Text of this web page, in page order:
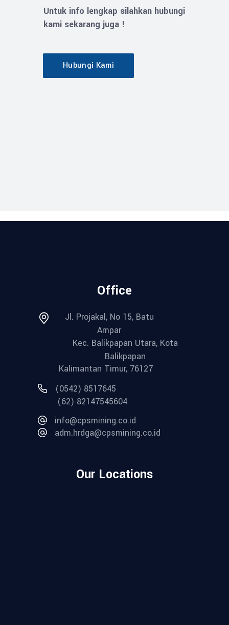
Untuk info lengkap silahkan hubungi
kami sekarang juga !
Hubungi Kami
Office
Jl. Projakal, No 15, Batu
Ampar
Kec. Balikpapan Utara, Kota
Balikpapan
Kalimantan Timur, 76127
(0542) 8517645
(62) 82147545604
info@cpsmining.co.id
adm.hrdga@cpsmining.co.id
Our Locations